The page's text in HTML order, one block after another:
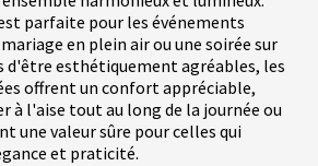
parfaite pour les événements
en plein air ou une soirée sur
d'être esthétiquement agréables, les
offrent un confort appréciable,
à l'aise tout au long de la journée ou
une valeur sûre pour celles qui
et praticité.